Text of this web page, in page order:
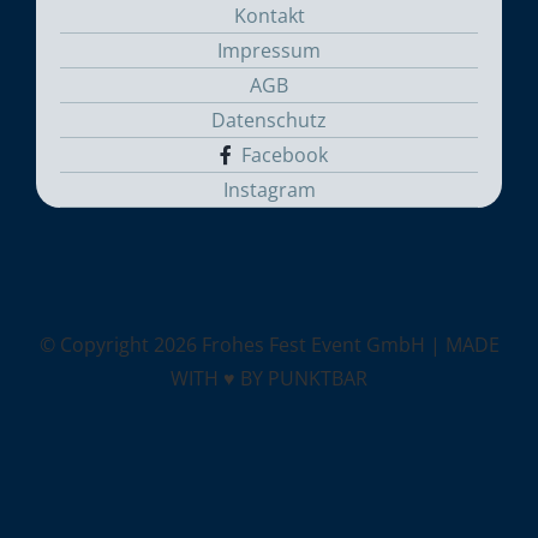
Kontakt
Impressum
AGB
Datenschutz
Facebook
Instagram
© Copyright 2026 Frohes Fest Event GmbH | MADE
WITH ♥ BY PUNKTBAR